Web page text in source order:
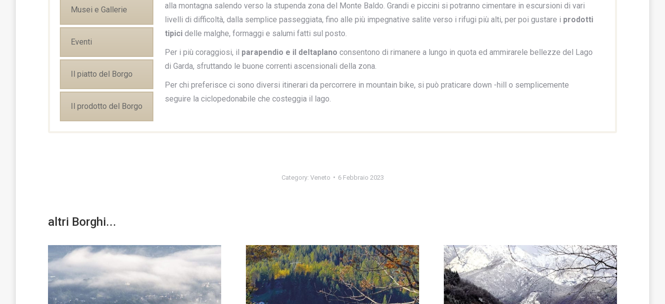
Musei e Gallerie
Eventi
Il piatto del Borgo
Il prodotto del Borgo
alla montagna salendo verso la stupenda zona del Monte Baldo. Grandi e piccini si potranno cimentare in escursioni di vari
livelli di difficoltà, dalla semplice passeggiata, fino alle più impegnative salite verso i rifugi più alti, per poi gustare i prodotti
tipici delle malghe, formaggi e salumi fatti sul posto.
Per i più coraggiosi, il parapendio e il deltaplano consentono di rimanere a lungo in quota ed ammirarele bellezze del Lago
di Garda, sfruttando le buone correnti ascensionali della zona.
Per chi preferisce ci sono diversi itinerari da percorrere in mountain bike, si può praticare down -hill o semplicemente
seguire la ciclopedonabile che costeggia il lago.
Category: Veneto 6 Febbraio 2023
altri Borghi...